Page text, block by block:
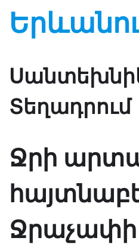
Տեղադրում
Ջրի
Ջրաչափի